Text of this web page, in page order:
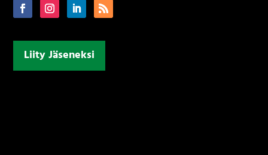
Liity Jäseneksi